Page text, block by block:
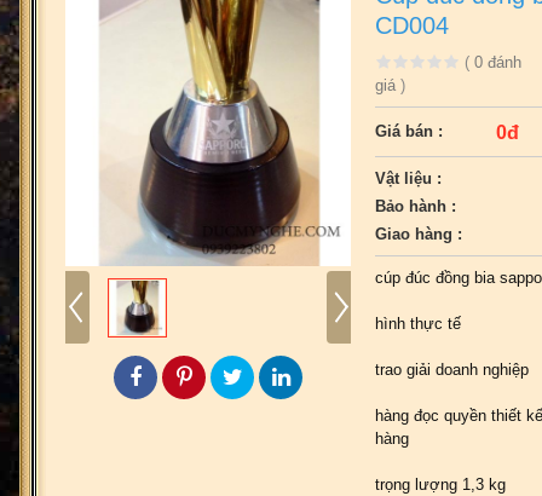
CD004
( 0 đánh
giá )
Giá bán : 0đ
Vật liệu :
Bảo hành :
Giao hàng :
cúp đúc đồng bia
hình thực tế
trao giải doanh nghiệp
hàng đọc quyền thiết
hàng
trọng lượng 1,3 kg